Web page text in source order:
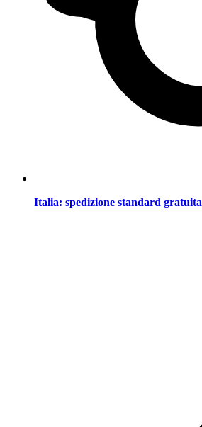
Italia: spedizione standard gratuita